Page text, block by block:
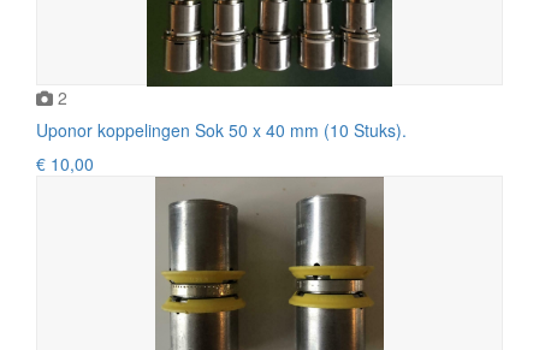
2
Uponor koppelingen Sok 50 x 40 mm (10 Stuks).
€ 10,00